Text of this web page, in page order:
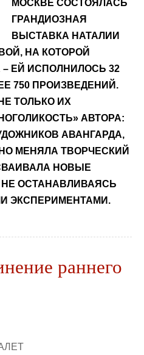
МОСКВЕ СОСТОЯЛАСЬ
ГРАНДИОЗНАЯ
ВЫСТАВКА НАТАЛИИ
НА КОТОРОЙ
ЕЙ ИСПОЛНИЛОСЬ 32
750 ПРОИЗВЕДЕНИЙ.
ТОЛЬКО ИХ
АВТОРА:
АВАНГАРДА,
МЕНЯЛА ТВОРЧЕСКИЙ
НОВЫЕ
ОСТАНАВЛИВАЯСЬ
ЭКСПЕРИМЕНТАМИ.
раннего